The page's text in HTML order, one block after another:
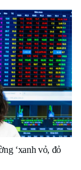
‘xanh vỏ, đỏ